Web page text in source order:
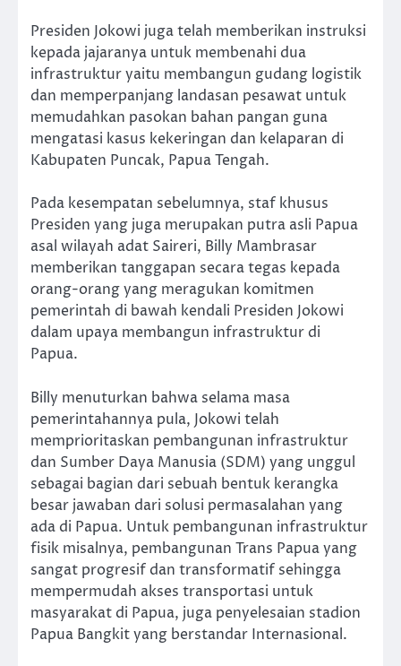
Presiden Jokowi juga telah memberikan instruksi
kepada jajaranya untuk membenahi dua
infrastruktur yaitu membangun gudang logistik
dan memperpanjang landasan pesawat untuk
memudahkan pasokan bahan pangan guna
mengatasi kasus kekeringan dan kelaparan di
Kabupaten Puncak, Papua Tengah.
Pada kesempatan sebelumnya, staf khusus
Presiden yang juga merupakan putra asli Papua
asal wilayah adat Saireri, Billy Mambrasar
memberikan tanggapan secara tegas kepada
orang-orang yang meragukan komitmen
pemerintah di bawah kendali Presiden Jokowi
dalam upaya membangun infrastruktur di
Papua.
Billy menuturkan bahwa selama masa
pemerintahannya pula, Jokowi telah
memprioritaskan pembangunan infrastruktur
dan Sumber Daya Manusia (SDM) yang unggul
sebagai bagian dari sebuah bentuk kerangka
besar jawaban dari solusi permasalahan yang
ada di Papua. Untuk pembangunan infrastruktur
fisik misalnya, pembangunan Trans Papua yang
sangat progresif dan transformatif sehingga
mempermudah akses transportasi untuk
masyarakat di Papua, juga penyelesaian stadion
Papua Bangkit yang berstandar Internasional.